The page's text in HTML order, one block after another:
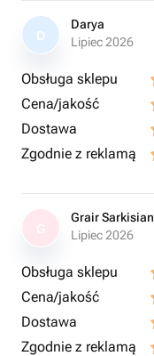
D
Darya
Lipiec 2026
Obsługa sklepu
Cena/jakość
Dostawa
Zgodnie z reklamą
Grair Sarkisian
Lipiec 2026
Obsługa sklepu
Cena/jakość
Dostawa
Zgodnie z reklamą